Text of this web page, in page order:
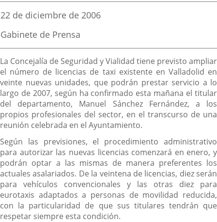
externa.externa.
Fecha
la
noticia
22 de diciembre de 2006
Fuente
la
noticia
Gabinete de Prensa
Descripción
La Concejalía de Seguridad y Vialidad tiene previsto ampliar
el número de licencias de taxi existente en Valladolid en
veinte nuevas unidades, que podrán prestar servicio a lo
largo de 2007, según ha confirmado esta mañana el titular
del departamento, Manuel Sánchez Fernández, a los
propios profesionales del sector, en el transcurso de una
reunión celebrada en el Ayuntamiento.
Según las previsiones, el procedimiento administrativo
para autorizar las nuevas licencias comenzará en enero, y
podrán optar a las mismas de manera preferentes los
actuales asalariados. De la veintena de licencias, diez serán
para vehículos convencionales y las otras diez para
eurotaxis adaptados a personas de movilidad reducida,
con la particularidad de que sus titulares tendrán que
respetar siempre esta condición.